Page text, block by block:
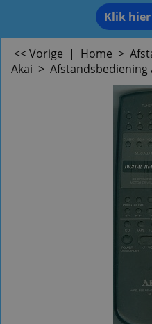
Klik
<< Vorige | Home >
Akai > Afstandsbediening